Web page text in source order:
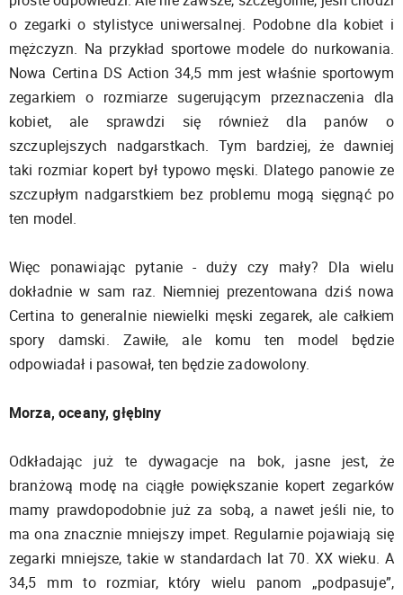
o zegarki o stylistyce uniwersalnej. Podobne dla kobiet i
mężczyzn. Na przykład sportowe modele do nurkowania.
Nowa Certina DS Action 34,5 mm jest właśnie sportowym
zegarkiem o rozmiarze sugerującym przeznaczenia dla
kobiet, ale sprawdzi się również dla panów o
szczuplejszych nadgarstkach. Tym bardziej, że dawniej
taki rozmiar kopert był typowo męski. Dlatego panowie ze
szczupłym nadgarstkiem bez problemu mogą sięgnąć po
ten model.
Więc ponawiając pytanie - duży czy mały? Dla wielu
dokładnie w sam raz. Niemniej prezentowana dziś nowa
Certina to generalnie niewielki męski zegarek, ale całkiem
spory damski. Zawiłe, ale komu ten model będzie
odpowiadał i pasował, ten będzie zadowolony.
Morza, oceany, głębiny
Odkładając już te dywagacje na bok, jasne jest, że
branżową modę na ciągłe powiększanie kopert zegarków
mamy prawdopodobnie już za sobą, a nawet jeśli nie, to
ma ona znacznie mniejszy impet. Regularnie pojawiają się
zegarki mniejsze, takie w standardach lat 70. XX wieku. A
34,5 mm to rozmiar, który wielu panom „podpasuje”,